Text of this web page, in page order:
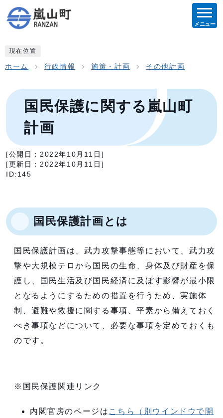
メニュー
現在位置
ホーム 行政情報 施策・計画 その他計画
国民保護に関する嵐山町
計画
[公開日： 2022年10月11日 ]
[更新日： 2022年10月11日 ]
ID:145
国民保護計画とは
国民保護計画は、武力攻撃事態等において、武力攻
撃や大規模テロから国民の生命、身体及び財産を保
護し、国民生活及び国民経済に及ぼす影響が最小限
となるようにするための措置を行うため、実施体
制、避難や救援に関する事項、平素から備えておく
べき事項などについて、必要な事項を定めておくも
のです。
※国民保護関連リンク
内閣官房のページは こちら
（別ウインドウで開